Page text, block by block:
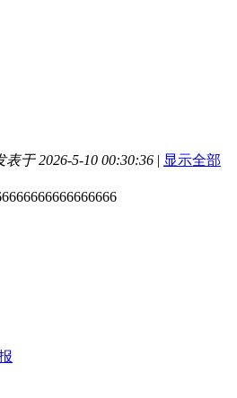
表于 2026-5-10 00:30:36 | 显示全部